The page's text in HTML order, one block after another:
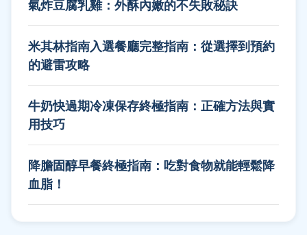
氣炸豆腐乳雞：外酥內嫩的不失敗秘訣
米其林指南入選餐廳完整指南：從選擇到預約
的避雷攻略
牛奶快過期冷凍保存終極指南：正確方法與實
用技巧
降膽固醇早餐終極指南：吃對食物就能輕鬆降
血脂！